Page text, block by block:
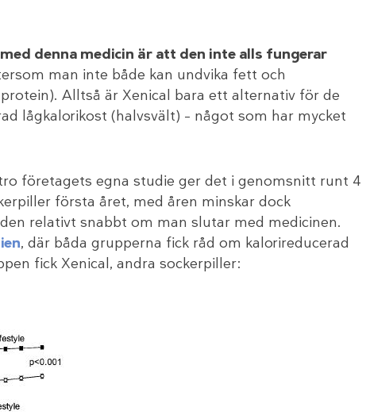
denna medicin är att den inte alls fungerar
man inte både kan undvika fett och
Alltså är Xenical bara ett alternativ för de
lågkalorikost (halvsvält) – något som har mycket
företagets egna studie ger det i genomsnitt runt 4
första året, med åren minskar dock
relativt snabbt om man slutar med medicinen.
, där båda grupperna fick råd om kalorireducerad
fick Xenical, andra sockerpiller: